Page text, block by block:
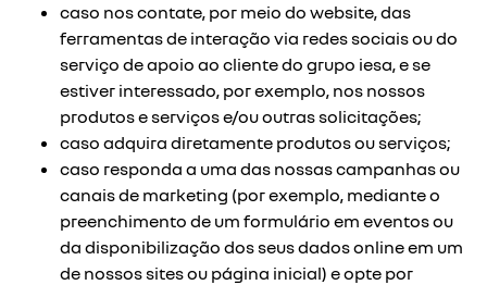
caso nos contate, por meio do website, das
ferramentas de interação via redes sociais ou do
serviço de apoio ao cliente do grupo iesa, e se
estiver interessado, por exemplo, nos nossos
produtos e serviços e/ou outras solicitações;
caso adquira diretamente produtos ou serviços;
caso responda a uma das nossas campanhas ou
canais de marketing (por exemplo, mediante o
preenchimento de um formulário em eventos ou
da disponibilização dos seus dados online em um
de nossos sites ou página inicial) e opte por